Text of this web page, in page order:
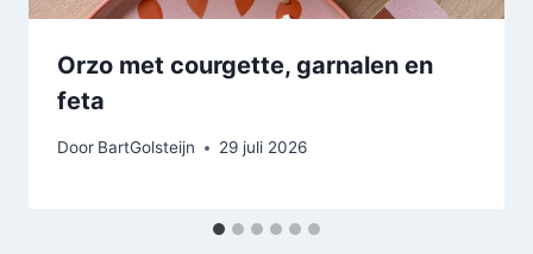
Orzo met courgette, garnalen en
feta
Door BartGolsteijn 29 juli 2026